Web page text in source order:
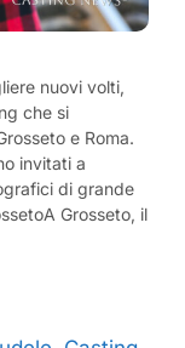
nuovi volti,
che si
e Roma.
invitati a
di grande
Grosseto, il